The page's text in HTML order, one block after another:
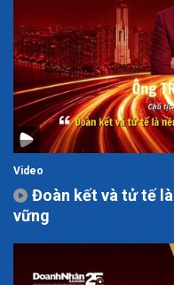
Video
Đoàn kết và tử tế
vững